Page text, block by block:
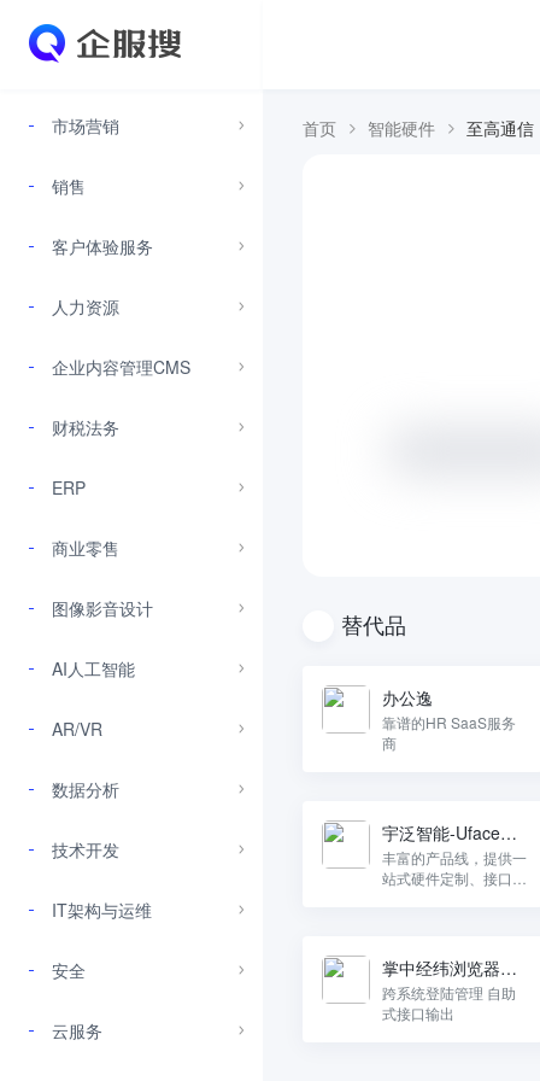
市场营销
销售
客户体验服务
人力资源
企业内容管理CMS
财税法务
ERP
商业零售
图像影音设计
AI人工智能
AR/VR
数据分析
技术开发
IT架构与运维
安全
云服务
首页 智能硬件 至高通信
替代品
办公逸
靠谱的HR SaaS服务
商
宇泛智能-Uface人
脸识别终端
丰富的产品线，提供一
站式硬件定制、接口开
化软硬件产品
掌中经纬浏览器机
器人工具
跨系统登陆管理 自助
式接口输出